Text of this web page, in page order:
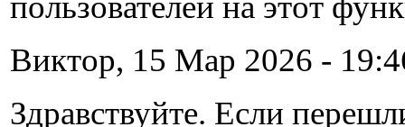
Виктор, 15 Мар 2026 -
Здравствуйте. Если